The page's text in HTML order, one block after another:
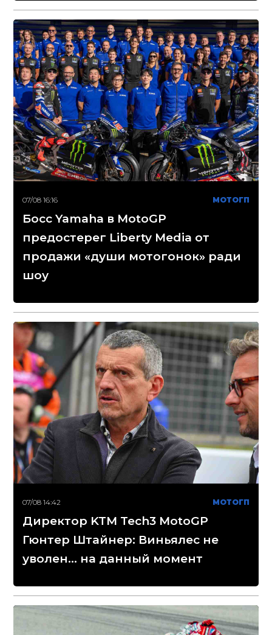
07/08 16:16 МОТОГП
Босс Yamaha в MotoGP
предостерег Liberty Media от
продажи «души мотогонок» ради
шоу
07/08 14:42 МОТОГП
Директор KTM Tech3 MotoGP
Гюнтер Штайнер: Виньялес не
уволен... на данный момент